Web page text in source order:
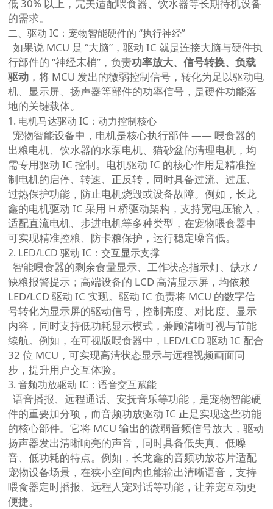
低 30% 以上，完美适配喂食器、饮水器等长期待机设备
的需求。
二、驱动 IC：宠物智能硬件的 “执行神经”
如果说 MCU 是 “大脑”，驱动 IC 就是连接大脑与硬件执
行部件的 “神经末梢”，负责功率放大、信号转换、负载
驱动 ，将 MCU 发出的微弱控制信号，转化为足以驱动电
机、显示屏、扬声器等部件的功率信号，是硬件功能落
地的关键载体。
1. 电机马达驱动 IC：动力控制核心
宠物智能设备中，电机是核心执行部件 —— 喂食器的
出粮电机、饮水器的水泵电机、猫砂盆的清理电机，均
需专用驱动 IC 控制。电机驱动 IC 的核心作用是精准控
制电机的启停、转速、正反转，同时具备过流、过压、
过热保护功能，防止电机烧毁或设备故障。例如，长龙
鑫的电机驱动 IC 采用 H 桥驱动架构，支持宽电压输入，
适配直流电机、步进电机等多种类型，在宠物喂食器中
可实现精准控粮、防卡粮保护，运行稳定噪音低。
2. LED/LCD 驱动 IC：交互显示支撑
智能喂食器的剩余食量显示、工作状态指示灯、缺水 /
缺粮报警提示；高端设备的 LCD 高清显示屏，均依赖
LED/LCD 驱动 IC 实现。驱动 IC 负责将 MCU 的数字信
号转化为显示屏的驱动信号，控制亮度、对比度、显示
内容，同时支持低功耗显示模式，兼顾清晰可视与节能
续航。例如，在可视版喂食器中，LED/LCD 驱动 IC 配合
32 位 MCU，可实现高清状态显示与远程视频画面同
步，提升用户交互体验。
3. 音频功放驱动 IC：语音交互赋能
语音播报、远程通话、安抚音乐等功能，是宠物智能硬
件的重要加分项，而音频功放驱动 IC 正是实现这些功能
的核心部件。它将 MCU 输出的微弱音频信号放大，驱动
扬声器发出清晰响亮的声音，同时具备低失真、低噪
音、低功耗的特点。例如，长龙鑫的音频功放芯片适配
宠物设备场景，在狭小空间内也能输出清晰语音，支持
喂食器定时播报、远程人宠对话等功能，让养宠互动更
便捷。